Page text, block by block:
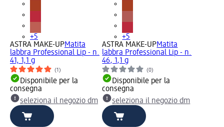
+5
ASTRA MAKE-UPMatita
labbra Professional Lip - n.
41, 1,1 g
(1)
Disponibile per la
consegna
seleziona il negozio dm
+5
ASTRA MAKE-UPMatita
labbra Professional Lip - n.
46, 1,1 g
(0)
Disponibile per la
consegna
seleziona il negozio dm